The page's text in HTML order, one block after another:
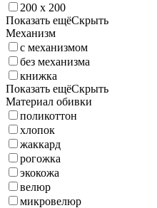
200 x 200
Показать ещёСкрыть
Механизм
с механизмом
без механизма
книжка
Показать ещёСкрыть
Материал обивки
поликоттон
хлопок
жаккард
рогожка
экокожа
велюр
микровелюр